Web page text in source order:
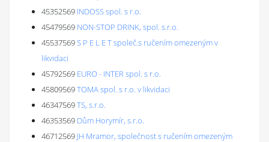
45352569 INDOSS spol. s r.o.
45479569 NON-STOP DRINK, spol. s.r.o.
45537569S P E L E T společ.s ručením omezeným v
likvidaci
45792569 EURO - INTER spol. s r.o.
45809569TOMA spol. s r.o. v likvidaci
46347569TS, s.r.o.
46353569 Dům Horymír, s.r.o.
46712569 JH Mramor, společnost s ručením omezeným